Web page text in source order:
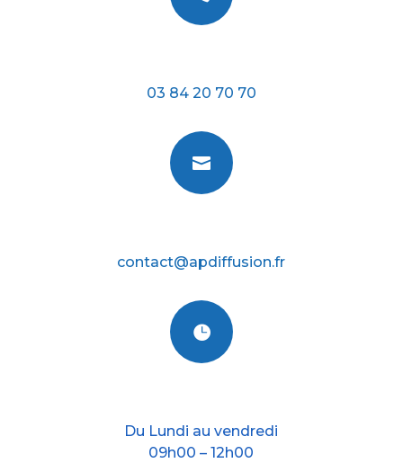
03 84 20 70 70

contact@apdiffusion.fr

Du Lundi au vendredi
09h00 – 12h00